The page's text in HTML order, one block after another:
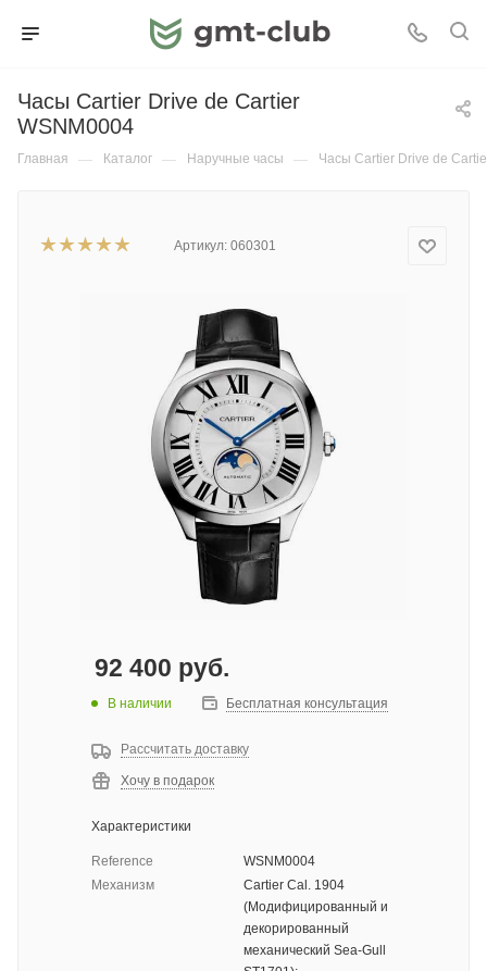
Часы Cartier Drive de Cartier
WSNM0004
Главная — Каталог — Наручные часы — Часы Cartier Drive de
Артикул: 060301
92 400 руб.
В наличии Бесплатная консультация
Рассчитать доставку
Хочу в подарок
Характеристики
Reference
WSNM0004
Механизм
Cartier Cal. 1904
(Модифицированный и
декорированный
механический Sea-Gull